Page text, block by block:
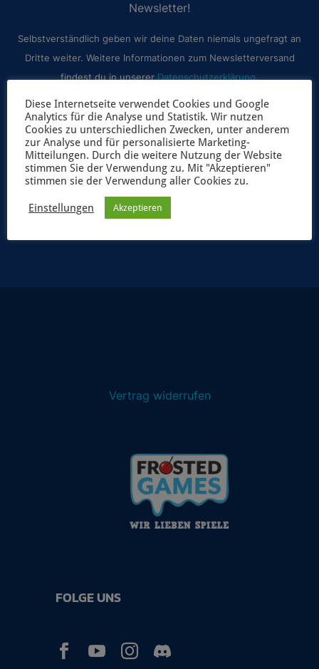
Newsletter!
Selbstverständlich geben wir deine Daten niemals ungefragt an
Dritte weiter. Weitere Informationen zum Newsletterversand
findest du in unsererDatenschutzerklärung.
JETZT ANMELDEN
Vertrag widerrufen
FOLGE UNS
  
Diese Internetseite verwendet Cookies und Google
Analytics für die Analyse und Statistik. Wir nutzen
Cookies zu unterschiedlichen Zwecken, unter anderem
zur Analyse und für personalisierte Marketing-
Mitteilungen. Durch die weitere Nutzung der Website
stimmen Sie der Verwendung zu. Mit "Akzeptieren"
stimmen sie der Verwendung aller Cookies zu.
Einstellungen Akzeptieren